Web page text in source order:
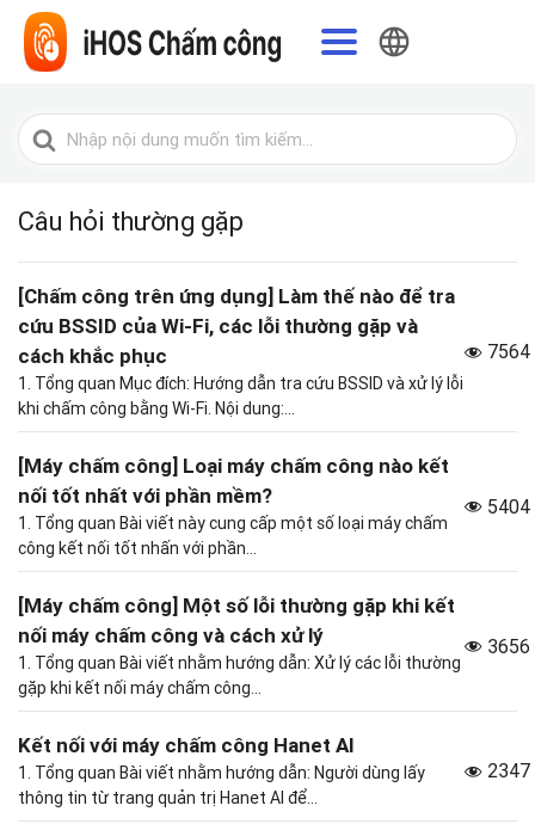
Tìm
kiếm
Câu hỏi thường gặp
[Chấm công trên ứng dụng] Làm thế nào để tra
cứu BSSID của Wi-Fi, các lỗi thường gặp và
cách khắc phục
1. Tổng quan Mục đích: Hướng dẫn tra cứu BSSID và xử lý lỗi
khi chấm công bằng Wi-Fi. Nội dung:...
7564
[Máy chấm công] Loại máy chấm công nào kết
nối tốt nhất với phần mềm?
1. Tổng quan Bài viết này cung cấp một số loại máy chấm
công kết nối tốt nhấn với phần...
5404
[Máy chấm công] Một số lỗi thường gặp khi kết
nối máy chấm công và cách xử lý
1. Tổng quan Bài viết nhằm hướng dẫn: Xử lý các lỗi thường
gặp khi kết nối máy chấm công...
3656
Kết nối với máy chấm công Hanet AI
1. Tổng quan Bài viết nhằm hướng dẫn: Người dùng lấy
thông tin từ trang quản trị Hanet AI để...
2347